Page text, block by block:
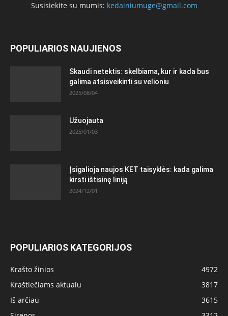
Susisiekite su mumis: kedainiumuge@gmail.com
POPULIARIOS NAUJIENOS
Skaudi netektis: skelbiama, kur ir kada bus
galima atsisveikinti su velioniu
2025/08/04
Užuojauta
2025/01/03
Įsigalioja naujos KET taisyklės: kada galima
kirsti ištisinę liniją
2024/12/01
POPULIARIOS KATEGORIJOS
Krašto žinios
4972
Kraštiečiams aktualu
3817
Iš arčiau
3615